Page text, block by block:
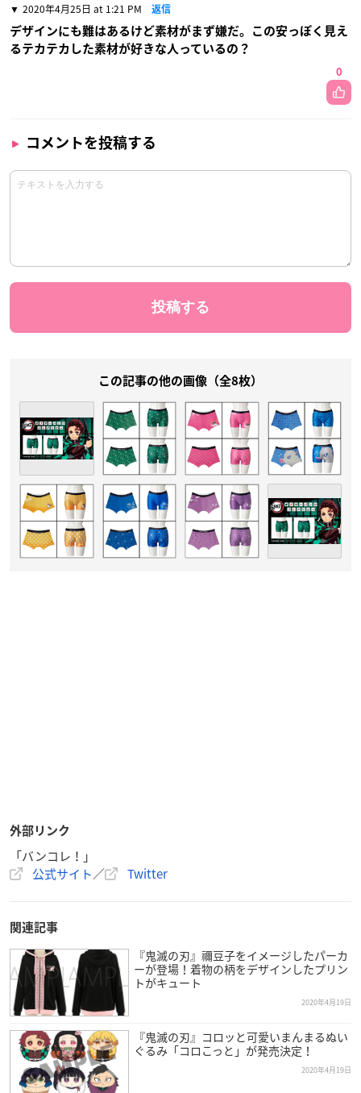
2020年4月25日 at 1:21 PM 返信
デザインにも難はあるけど素材がまず嫌だ。この安っぽく見え
るテカテカした素材が好きな人っているの？
0
コメントを投稿する
この記事の他の画像（全8枚）
外部リンク
「バンコレ！」
公式サイト／ Twitter
関連記事
『鬼滅の刃』禰豆子をイメージしたパーカ
ーが登場！着物の柄をデザインしたプリン
トがキュート
2020年4月19日
『鬼滅の刃』コロッと可愛いまんまるぬい
ぐるみ「コロこっと」が発売決定！
2020年4月19日